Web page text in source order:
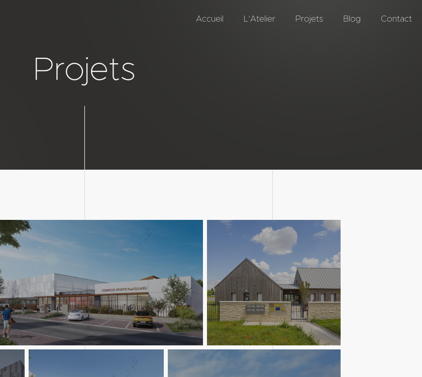
Accueil L’Atelier Projets Blog Contact
Projets
Equipements sportifs